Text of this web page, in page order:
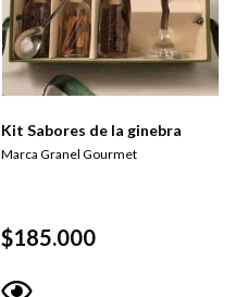
Kit Sabores de la ginebra
Marca Granel Gourmet
$185.000